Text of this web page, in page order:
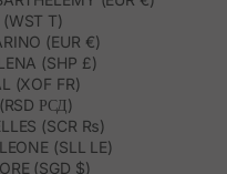
T)
(EUR €)
(SHP £)
(XOF FR)
РСД)
(SCR ₨)
(SLL LE)
(SGD $)